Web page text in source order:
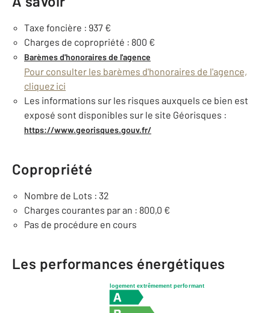
Taxe foncière : 937 €
Charges de copropriété : 800 €
Barèmes d'honoraires de l'agence
Pour consulter les barèmes d'honoraires de l'agence,
cliquez ici
Les informations sur les risques auxquels ce bien est
exposé sont disponibles sur le site Géorisques :
https://www.georisques.gouv.fr/
Copropriété
Nombre de Lots : 32
Charges courantes par an : 800,0 €
Pas de procédure en cours
Les performances énergétiques
logement extrêmement performant